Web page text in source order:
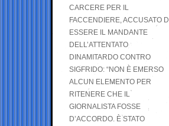
CARCERE PER IL
FACCENDIERE, ACCUSATO DI
ESSERE IL MANDANTE
DELL’ATTENTATO
DINAMITARDO CONTRO
SIGFRIDO: “NON È EMERSO
ALCUN ELEMENTO PER
RITENERE CHE IL
GIORNALISTA FOSSE
D’ACCORDO. È STATO